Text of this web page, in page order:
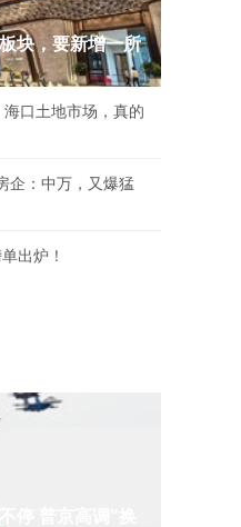
块，要新增一所
口土地市场，真的
企：中万，又爆猛
出炉！
停 普京高调"换